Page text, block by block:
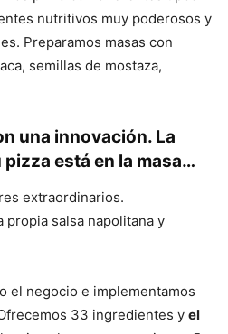
nutritivos muy poderosos y
Preparamos masas con
semillas de mostaza,
una innovación. La
está en la masa…
extraordinarios.
propia salsa napolitana y
el negocio e implementamos
33 ingredientes y el